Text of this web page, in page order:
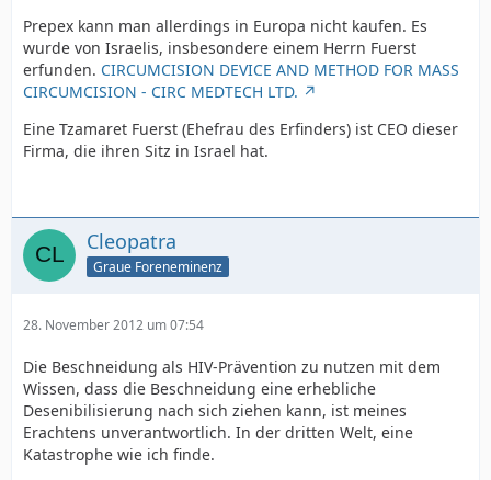
Prepex kann man allerdings in Europa nicht kaufen. Es
wurde von Israelis, insbesondere einem Herrn Fuerst
erfunden. CIRCUMCISION DEVICE AND METHOD FOR MASS
CIRCUMCISION - CIRC MEDTECH LTD.
Eine Tzamaret Fuerst (Ehefrau des Erfinders) ist CEO dieser
Firma, die ihren Sitz in Israel hat.
Cleopatra
Graue Foreneminenz
28. November 2012 um 07:54
Die Beschneidung als HIV-Prävention zu nutzen mit dem
Wissen, dass die Beschneidung eine erhebliche
Desenibilisierung nach sich ziehen kann, ist meines
Erachtens unverantwortlich. In der dritten Welt, eine
Katastrophe wie ich finde.